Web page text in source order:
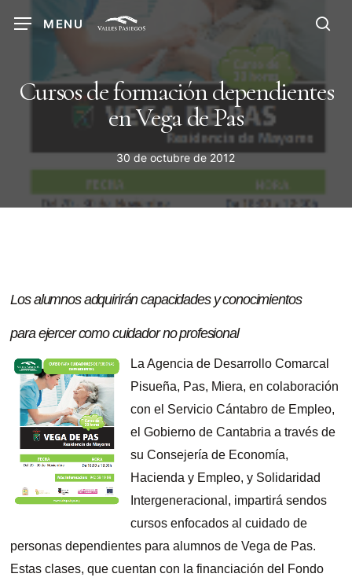
MENU
Cursos de formación dependientes
en Vega de Pas
30 de octubre de 2012
Los alumnos adquirirán capacidades y conocimientos
para ejercer como cuidador no profesional
La Agencia de Desarrollo Comarcal
Pisueña, Pas, Miera, en colaboración
con el Servicio Cántabro de Empleo,
el Gobierno de Cantabria a través de
su Consejería de Economía,
Hacienda y Empleo, y Solidaridad
Intergeneracional, impartirá sendos
cursos enfocados al cuidado de
personas dependientes para alumnos de Vega de Pas.
Estas clases, que cuentan con la financiación del Fondo